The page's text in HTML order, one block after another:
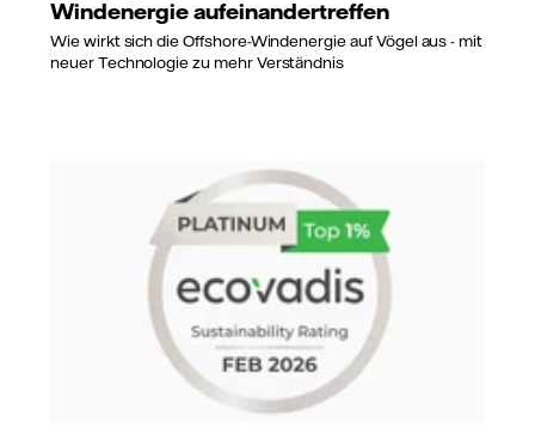
Windenergie aufeinandertreffen
Wie wirkt sich die Offshore-Windenergie auf Vögel aus - mit
neuer Technologie zu mehr Verständnis